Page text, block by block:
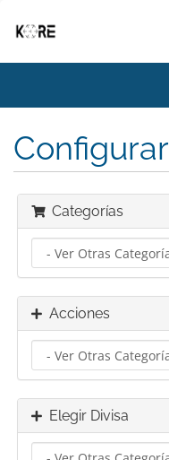
Configurar
Categorías
Acciones
Elegir Divisa